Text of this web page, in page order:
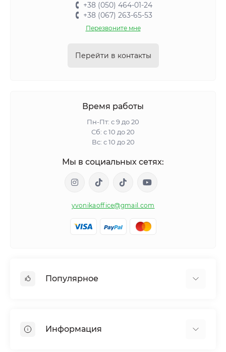
+38 (050) 464-01-24
+38 (067) 263-65-53
Перезвоните мне
Перейти в контакты
Время работы
Пн-Пт: с 9 до 20
Сб: с 10 до 20
Вс: с 10 до 20
Мы в социальных сетях:
yvonikaoffice@gmail.com
Популярное
Обмен веществ и вес
Информация